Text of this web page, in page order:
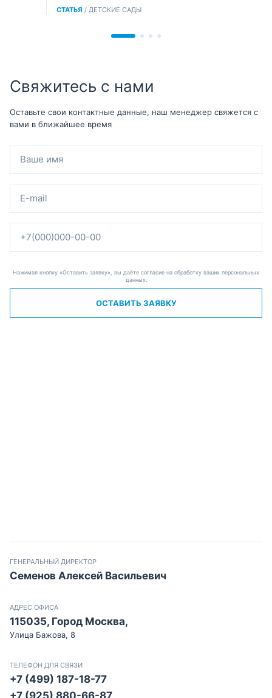
СТАТЬЯ / ДЕТСКИЕ САДЫ
Свяжитесь с нами
Оставьте свои контактные данные, наш менеджер свяжется с
вами в ближайшее время
Нажимая кнопку «Оставить заявку», вы даёте согласие на обработку ваших персональных
данных.
ОСТАВИТЬ ЗАЯВКУ
ГЕНЕРАЛЬНЫЙ ДИРЕКТОР
Семенов Алексей Васильевич
АДРЕС ОФИСА
115035, Город Москва,
Улица Бажова, 8
ТЕЛЕФОН ДЛЯ СВЯЗИ
+7 (499) 187-18-77
+7 (925) 880-66-87